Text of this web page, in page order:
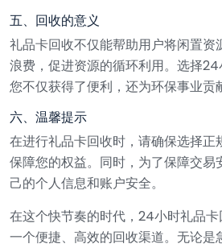
五、回收的意义
礼品卡回收不仅能帮助用户将闲置资
浪费，促进资源的循环利用。选择24
您不仅获得了便利，还为环保事业贡
六、温馨提示
在进行礼品卡回收时，请确保选择正
保障您的权益。同时，为了保障交易
己的个人信息和账户安全。
在这个快节奏的时代，24小时礼品
一个便捷、高效的回收渠道。无论是